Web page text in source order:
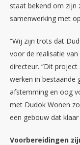
staat bekend om zijn
samenwerking met
“Wij zijn trots dat
voor de realisatie
directeur. “Dit
werken in bestaande
afstemming en oog
met Dudok Wonen
een gebouw dat
Voorbereidingen